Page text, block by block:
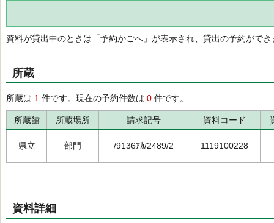
資料が貸出中のときは「予約かごへ」が表示され、貸出の予約ができ
所蔵
所蔵は 1 件です。現在の予約件数は 0 件です。
所蔵館 所蔵場所 請求記号 資料コード
県立 部門 /9136ｱｶ/2489/2 1119100228
資料詳細